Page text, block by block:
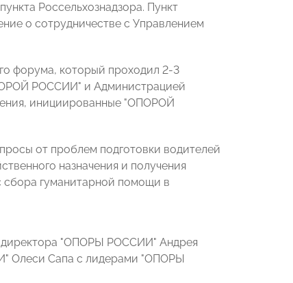
Россельхознадзора. Пункт
о сотрудничестве с Управлением
форума, который проходил 2-3
РОССИИ" и Администрацией
инициированные "ОПОРОЙ
от проблем подготовки водителей
назначения и получения
сбора гуманитарной помощи в
директора "ОПОРЫ РОССИИ" Андрея
Олеси Сапа с лидерами "ОПОРЫ